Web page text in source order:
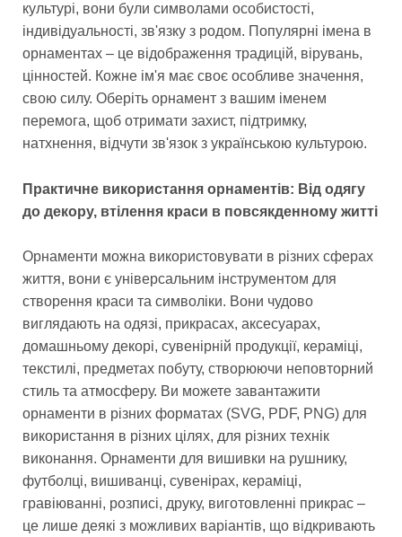
культурі, вони були символами особистості,
індивідуальності, зв'язку з родом. Популярні імена в
орнаментах – це відображення традицій, вірувань,
цінностей. Кожне ім'я має своє особливе значення,
свою силу. Оберіть орнамент з вашим іменем
перемога, щоб отримати захист, підтримку,
натхнення, відчути зв'язок з українською культурою.
Практичне використання орнаментів: Від одягу
до декору, втілення краси в повсякденному житті
Орнаменти можна використовувати в різних сферах
життя, вони є універсальним інструментом для
створення краси та символіки. Вони чудово
виглядають на одязі, прикрасах, аксесуарах,
домашньому декорі, сувенірній продукції, кераміці,
текстилі, предметах побуту, створюючи неповторний
стиль та атмосферу. Ви можете завантажити
орнаменти в різних форматах (SVG, PDF, PNG) для
використання в різних цілях, для різних технік
виконання. Орнаменти для вишивки на рушнику,
футболці, вишиванці, сувенірах, кераміці,
гравіюванні, розписі, друку, виготовленні прикрас –
це лише деякі з можливих варіантів, що відкривають